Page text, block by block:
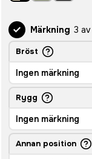
Märkning 3
Bröst
Ingen märkning
Rygg
Ingen märkning
Annan position